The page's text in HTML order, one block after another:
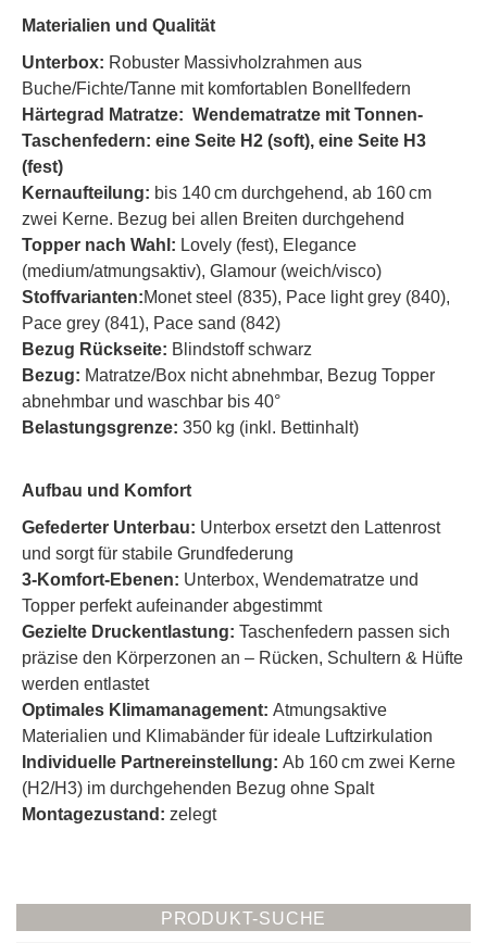
Materialien und Qualität
Unterbox: Robuster Massivholzrahmen aus
Buche/Fichte/Tanne mit komfortablen Bonellfedern
Härtegrad Matratze: Wendematratze mit Tonnen-
Taschenfedern: eine Seite H2 (soft), eine Seite H3
(fest)
Kernaufteilung: bis 140 cm durchgehend, ab 160 cm
zwei Kerne. Bezug bei allen Breiten durchgehend
Topper nach Wahl: Lovely (fest), Elegance
(medium/atmungsaktiv), Glamour (weich/visco)
Stoffvarianten:Monet steel (835), Pace light grey (840),
Pace grey (841), Pace sand (842)
Bezug Rückseite: Blindstoff schwarz
Bezug: Matratze/Box nicht abnehmbar, Bezug Topper
abnehmbar und waschbar bis 40°
Belastungsgrenze: 350 kg (inkl. Bettinhalt)
Aufbau und Komfort
Gefederter Unterbau: Unterbox ersetzt den Lattenrost
und sorgt für stabile Grundfederung
3-Komfort-Ebenen: Unterbox, Wendematratze und
Topper perfekt aufeinander abgestimmt
Gezielte Druckentlastung: Taschenfedern passen sich
präzise den Körperzonen an – Rücken, Schultern & Hüfte
werden entlastet
Optimales Klimamanagement: Atmungsaktive
Materialien und Klimabänder für ideale Luftzirkulation
Individuelle Partnereinstellung: Ab 160 cm zwei Kerne
(H2/H3) im durchgehenden Bezug ohne Spalt
Montagezustand: zelegt
PRODUKT-SUCHE